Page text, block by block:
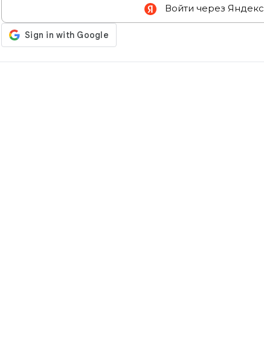
Войти через Яндекс